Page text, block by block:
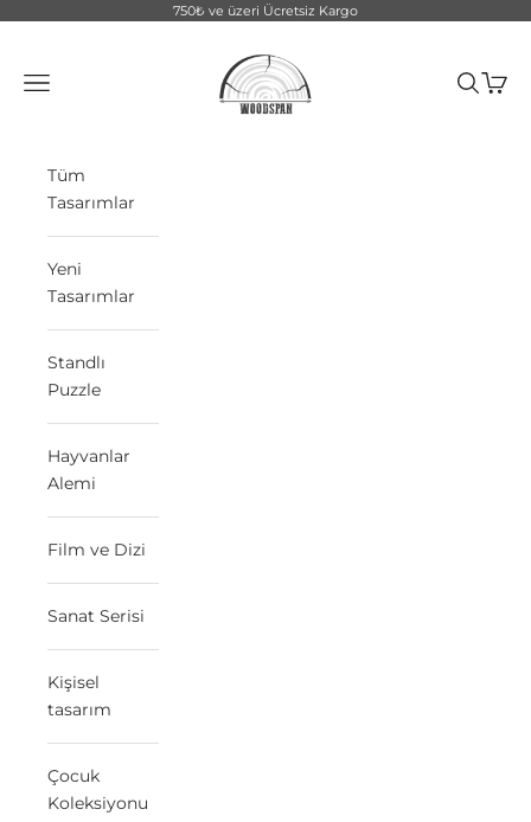
750₺ ve üzeri Ücretsiz Kargo
WoodSpan
Menü
Ara Sepet
Tüm
Tasarımlar
Yeni
Tasarımlar
Standlı
Puzzle
Hayvanlar
Alemi
Film ve Dizi
Sanat Serisi
Kişisel
tasarım
Çocuk
Koleksiyonu